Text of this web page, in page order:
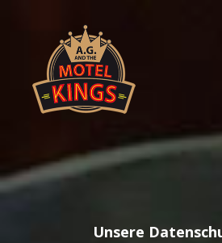
Unsere